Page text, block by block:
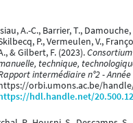
A.-C., Barrier, T.,
P., Vermeulen, V.,
& Gilbert, F. (2023).
technique,
intermédiaire n°2 - Année
orbi.umons.ac.be/
hdl.handle.net/